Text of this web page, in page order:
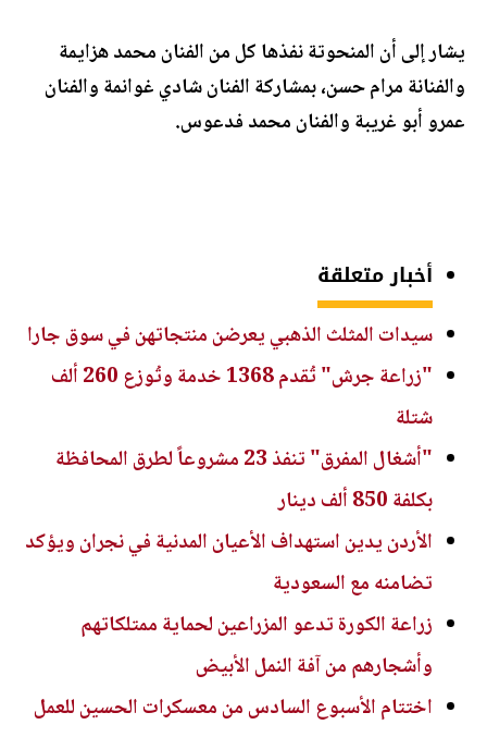
يشار إلى أن المنحوتة نفذها كل من الفنان محمد هزايمة
والفنانة مرام حسن، بمشاركة الفنان شادي غوانمة والفنان
عمرو أبو غريبة والفنان محمد فدعوس.
أخبار متعلقة
سيدات المثلث الذهبي يعرضن منتجاتهن في سوق جارا
"زراعة جرش" تُقدم 1368 خدمة وتُوزع 260 ألف
شتلة
"أشغال المفرق" تنفذ 23 مشروعاً لطرق المحافظة
بكلفة 850 ألف دينار
الأردن يدين استهداف الأعيان المدنية في نجران ويؤكد
تضامنه مع السعودية
زراعة الكورة تدعو المزراعين لحماية ممتلكاتهم
وأشجارهم من آفة النمل الأبيض
اختتام الأسبوع السادس من معسكرات الحسين للعمل